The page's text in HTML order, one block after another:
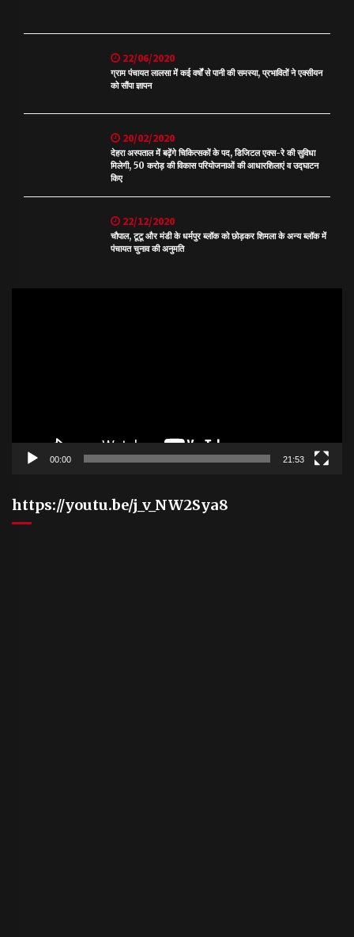
22/06/2020
ग्राम पंचायत लालसा में कई वर्षों से पानी की समस्या, प्रभावितों ने एक्सीयन
को सौंपा ज्ञापन
20/02/2020
देहरा अस्पताल में बढ़ेंगे चिकित्सकों के पद, डिजिटल एक्स-रे की सुविधा
मिलेगी, 50 करोड़ की विकास परियोजनाओं की आधारशिलाएं व उद्घाटन
किए
22/12/2020
चौपाल, टूटू और मंडी के धर्मपुर ब्लॉक को छोड़कर शिमला के अन्य ब्लॉक में
पंचायत चुनाव की अनुमति
00:00 21:53
https://youtu.be/j_v_NW2Sya8